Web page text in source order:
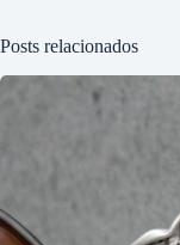
Posts relacionados